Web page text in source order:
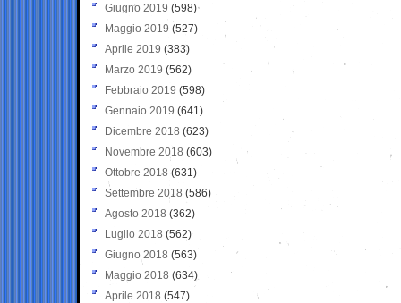
Giugno 2019 (598)
Maggio 2019 (527)
Aprile 2019 (383)
Marzo 2019 (562)
Febbraio 2019 (598)
Gennaio 2019 (641)
Dicembre 2018 (623)
Novembre 2018 (603)
Ottobre 2018 (631)
Settembre 2018 (586)
Agosto 2018 (362)
Luglio 2018 (562)
Giugno 2018 (563)
Maggio 2018 (634)
Aprile 2018 (547)